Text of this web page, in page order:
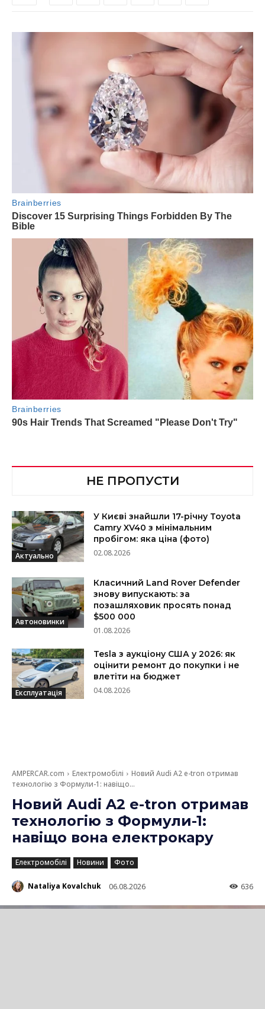
НЕ ПРОПУСТИ
Актуально
У Києві знайшли 17-річну Toyota
Camry XV40 з мінімальним
пробігом: яка ціна (фото)
02.08.2026
Автоновинки
Класичний Land Rover Defender
знову випускають: за
позашляховик просять понад
$500 000
01.08.2026
Експлуатація
Tesla з аукціону США у 2026: як
оцінити ремонт до покупки і не
влетіти на бюджет
04.08.2026